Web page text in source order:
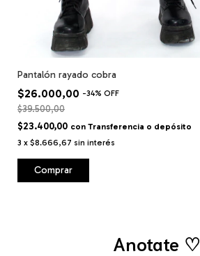
Pantalón rayado cobra
$26.000,00 -34% OFF
$39.500,00
$23.400,00 con Transferencia o depósito
3 x $8.666,67 sin interés
Comprar
Anotate ♡